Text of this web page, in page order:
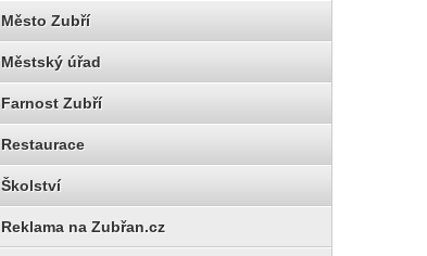
Město Zubří
Městský úřad
Farnost Zubří
Restaurace
Školství
Reklama na Zubřan.cz